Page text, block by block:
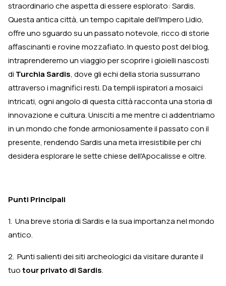
straordinario che aspetta di essere esplorato: Sardis.
Questa antica città, un tempo capitale dell'Impero Lidio,
offre uno sguardo su un passato notevole, ricco di storie
affascinanti e rovine mozzafiato. In questo post del blog,
intraprenderemo un viaggio per scoprire i gioielli nascosti
di Turchia Sardis, dove gli echi della storia sussurrano
attraverso i magnifici resti. Da templi ispiratori a mosaici
intricati, ogni angolo di questa città racconta una storia di
innovazione e cultura. Unisciti a me mentre ci addentriamo
in un mondo che fonde armoniosamente il passato con il
presente, rendendo Sardis una meta irresistibile per chi
desidera esplorare le sette chiese dell'Apocalisse e oltre.
Punti Principali
1. Una breve storia di Sardis e la sua importanza nel mondo
antico.
2. Punti salienti dei siti archeologici da visitare durante il
tuotour privato di Sardis.